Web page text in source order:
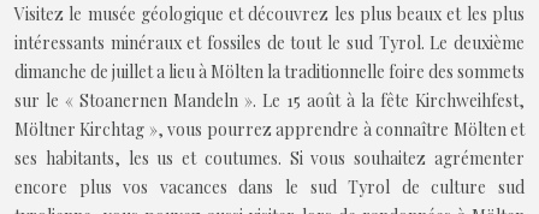
Visitez le musée géologique et découvrez les plus beaux et les plus
intéressants minéraux et fossiles de tout le sud Tyrol. Le deuxième
dimanche de juillet a lieu à Mölten la traditionnelle foire des sommets
sur le « Stoanernen Mandeln ». Le 15 août à la fête Kirchweihfest,
Möltner Kirchtag », vous pourrez apprendre à connaître Mölten et
ses habitants, les us et coutumes. Si vous souhaitez agrémenter
encore plus vos vacances dans le sud Tyrol de culture sud